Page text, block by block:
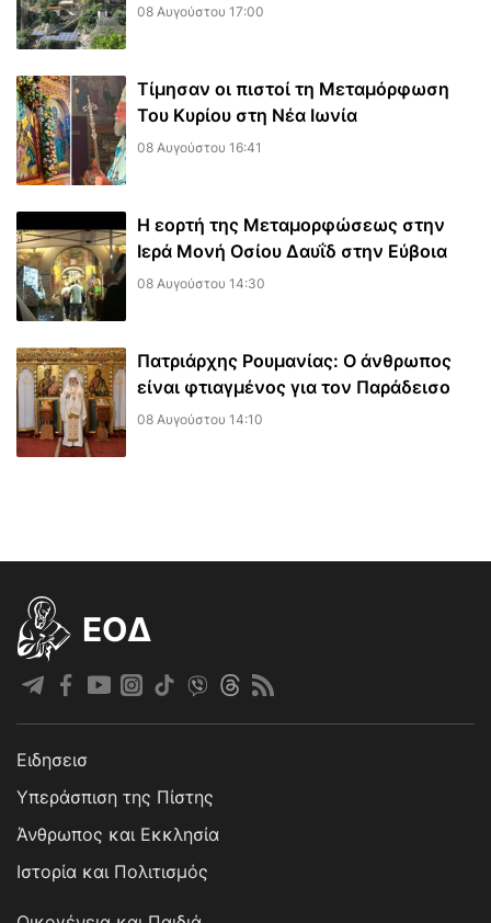
08 Αυγούστου 17:00
Τίμησαν οι πιστοί τη Μεταμόρφωση
Του Κυρίου στη Νέα Ιωνία
08 Αυγούστου 16:41
Η εορτή της Μεταμορφώσεως στην
Ιερά Μονή Οσίου Δαυΐδ στην Εύβοια
08 Αυγούστου 14:30
Πατριάρχης Ρουμανίας: Ο άνθρωπος
είναι φτιαγμένος για τον Παράδεισο
08 Αυγούστου 14:10
EOΔ
Ειδησεισ
Υπεράσπιση της Πίστης
Άνθρωπος και Εκκλησία
Ιστορία και Πολιτισμός